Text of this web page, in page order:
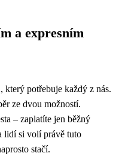
a expresním
který potřebuje každý z nás.
ze dvou možností.
– zaplatíte jen běžný
lidí si volí právě tuto
stačí.